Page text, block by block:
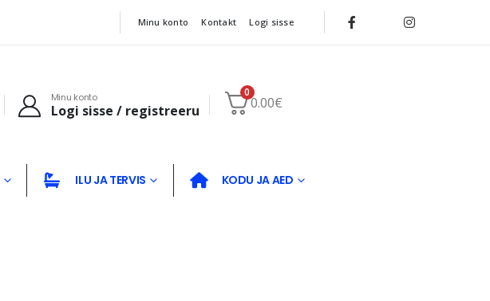
Minu konto Kontakt Logi sisse
Minu konto
Logi sisse / registreeru
0
0.00€
ILU JA TERVIS KODU JA AED